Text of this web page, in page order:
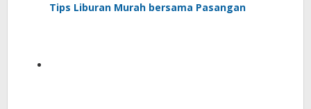
Tips Liburan Murah bersama Pasangan